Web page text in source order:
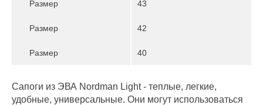
Размер 43
Размер 42
Размер 40
Сапоги из ЭВА Nordman Light - теплые, легкие,
удобные, универсальные. Они могут использоваться